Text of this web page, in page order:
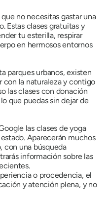
no necesitas gastar una
Estas clases gratuitas y
tu esterilla, respirar
en hermosos entornos
parques urbanos, existen
con la naturaleza y contigo
las clases con donación
que puedas sin dejar de
las clases de yoga
Aparecerán muchos
con una búsqueda
información sobre las
o procedencia, el
y atención plena, y no